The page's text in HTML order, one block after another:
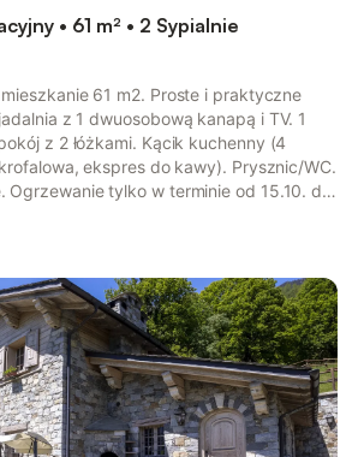
• 61 m² • 2 Sypialnie
61 m2. Proste i praktyczne
z 1 dwuosobową kanapą i TV. 1
z 2 łóżkami. Kącik kuchenny (4
ekspres do kawy). Prysznic/WC.
Ogrzewanie tylko w terminie od 15.10. do
LAN [WLAN], gratis).
1 zwierzak/pies.